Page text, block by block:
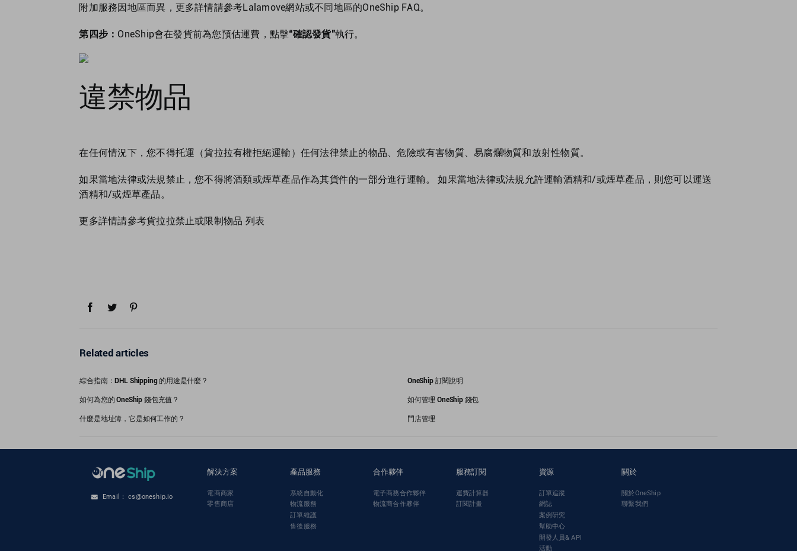
附加服務因地區而異，更多詳情請參考Lalamove網站或不同地區的OneShip FAQ。
第四步： OneShip會在發貨前為您預估運費，點擊“確認發貨”執行。
違禁物品
在任何情況下，您不得托運（貨拉拉有權拒絕運輸）任何法律禁止的物品、危險或有害物質、易腐爛物質和放射性物質。
如果當地法律或法規禁止，您不得將酒類或煙草產品作為其貨件的一部分進行運輸。 如果當地法律或法規允許運輸酒精和/或煙草產品，則您可以運送
酒精和/或煙草產品。
更多詳情請參考貨拉拉禁止或限制物品 列表
Related articles
綜合指南：DHL Shipping 的用途是什麼？ OneShip 訂閱說明
如何為您的 OneShip 錢包充值？ 如何管理 OneShip 錢包
什麼是地址簿，它是如何工作的？ 門店管理
Email： cs@oneship.io
解決方案
電商商家
零售商店
產品服務
系統自動化
物流服務
訂單維護
售後服務
合作夥伴
電子商務合作夥伴
物流商合作夥伴
服務訂閱
運費計算器
訂閱計畫
資源
訂單追蹤
網誌
案例研究
幫助中心
開發人員& API
活動
關於
關於OneShip
聯繫我們